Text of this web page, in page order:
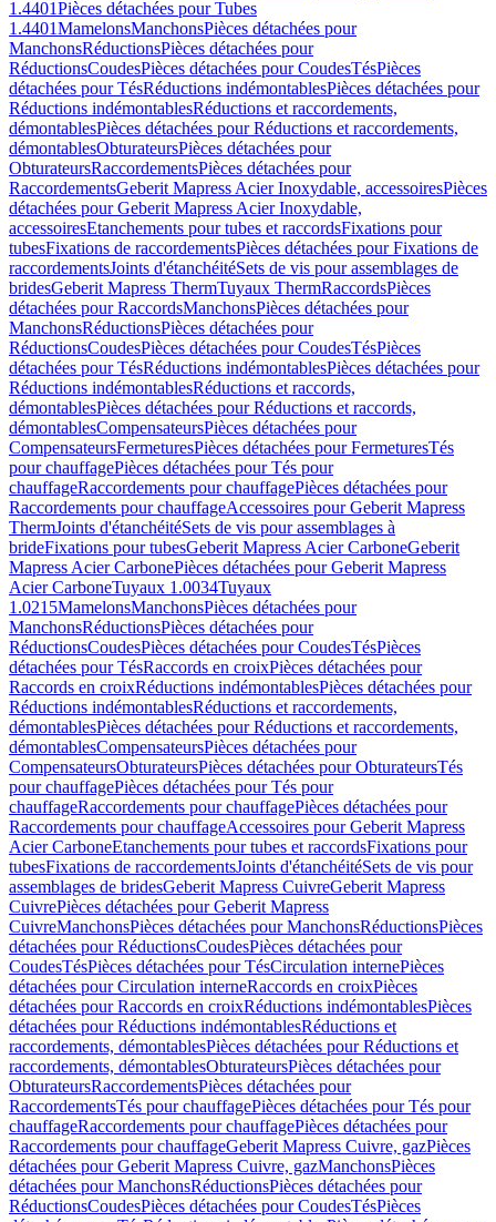
1.4401Pièces détachées pour Tubes
1.4401MamelonsManchonsPièces détachées pour
ManchonsRéductionsPièces détachées pour
RéductionsCoudesPièces détachées pour CoudesTésPièces
détachées pour TésRéductions indémontablesPièces détachées pour
Réductions indémontablesRéductions et raccordements,
démontablesPièces détachées pour Réductions et raccordements,
démontablesObturateursPièces détachées pour
ObturateursRaccordementsPièces détachées pour
RaccordementsGeberit Mapress Acier Inoxydable, accessoiresPièces
détachées pour Geberit Mapress Acier Inoxydable,
accessoiresEtanchements pour tubes et raccordsFixations pour
tubesFixations de raccordementsPièces détachées pour Fixations de
raccordementsJoints d'étanchéitéSets de vis pour assemblages de
bridesGeberit Mapress ThermTuyaux ThermRaccordsPièces
détachées pour RaccordsManchonsPièces détachées pour
ManchonsRéductionsPièces détachées pour
RéductionsCoudesPièces détachées pour CoudesTésPièces
détachées pour TésRéductions indémontablesPièces détachées pour
Réductions indémontablesRéductions et raccords,
démontablesPièces détachées pour Réductions et raccords,
démontablesCompensateursPièces détachées pour
CompensateursFermeturesPièces détachées pour FermeturesTés
pour chauffagePièces détachées pour Tés pour
chauffageRaccordements pour chauffagePièces détachées pour
Raccordements pour chauffageAccessoires pour Geberit Mapress
ThermJoints d'étanchéitéSets de vis pour assemblages à
brideFixations pour tubesGeberit Mapress Acier CarboneGeberit
Mapress Acier CarbonePièces détachées pour Geberit Mapress
Acier CarboneTuyaux 1.0034Tuyaux
1.0215MamelonsManchonsPièces détachées pour
ManchonsRéductionsPièces détachées pour
RéductionsCoudesPièces détachées pour CoudesTésPièces
détachées pour TésRaccords en croixPièces détachées pour
Raccords en croixRéductions indémontablesPièces détachées pour
Réductions indémontablesRéductions et raccordements,
démontablesPièces détachées pour Réductions et raccordements,
démontablesCompensateursPièces détachées pour
CompensateursObturateursPièces détachées pour ObturateursTés
pour chauffagePièces détachées pour Tés pour
chauffageRaccordements pour chauffagePièces détachées pour
Raccordements pour chauffageAccessoires pour Geberit Mapress
Acier CarboneEtanchements pour tubes et raccordsFixations pour
tubesFixations de raccordementsJoints d'étanchéitéSets de vis pour
assemblages de bridesGeberit Mapress CuivreGeberit Mapress
CuivrePièces détachées pour Geberit Mapress
CuivreManchonsPièces détachées pour ManchonsRéductionsPièces
détachées pour RéductionsCoudesPièces détachées pour
CoudesTésPièces détachées pour TésCirculation internePièces
détachées pour Circulation interneRaccords en croixPièces
détachées pour Raccords en croixRéductions indémontablesPièces
détachées pour Réductions indémontablesRéductions et
raccordements, démontablesPièces détachées pour Réductions et
raccordements, démontablesObturateursPièces détachées pour
ObturateursRaccordementsPièces détachées pour
RaccordementsTés pour chauffagePièces détachées pour Tés pour
chauffageRaccordements pour chauffagePièces détachées pour
Raccordements pour chauffageGeberit Mapress Cuivre, gazPièces
détachées pour Geberit Mapress Cuivre, gazManchonsPièces
détachées pour ManchonsRéductionsPièces détachées pour
RéductionsCoudesPièces détachées pour CoudesTésPièces